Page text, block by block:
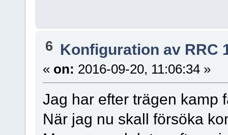
6 Konfiguration av RRC
« on: 2016-09-20, 11:06:34 »
Jag har efter trägen kamp
När jag nu skall försöka